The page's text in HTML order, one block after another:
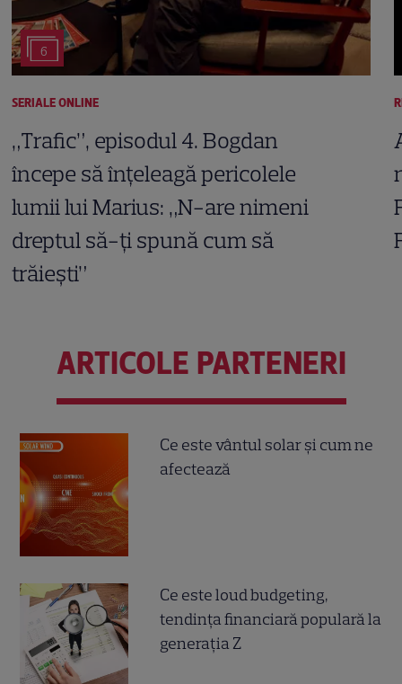
6
SERIALE ONLINE
„Trafic”, episodul 4. Bogdan
începe să înțeleagă pericolele
lumii lui Marius: „N-are nimeni
dreptul să-ți spună cum să
trăiești”
ARTICOLE PARTENERI
Ce este vântul solar și cum ne
afectează
Ce este loud budgeting,
tendința financiară populară la
generația Z